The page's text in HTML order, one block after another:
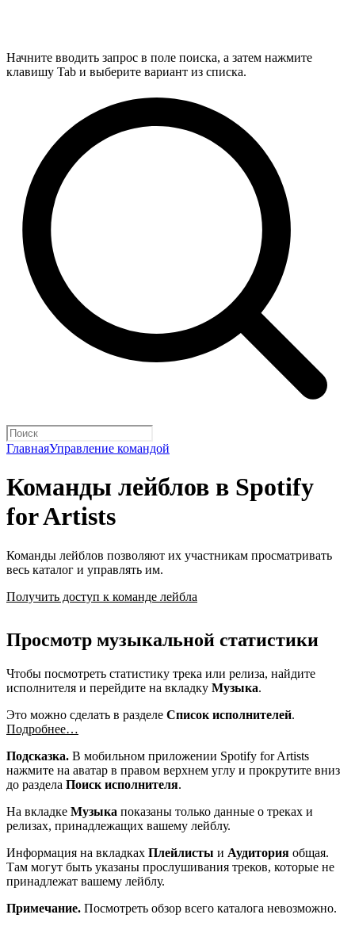
Начните вводить запрос в поле поиска, а затем нажмите
клавишу Tab и выберите вариант из списка.
ГлавнаяУправление командой
Команды лейблов в Spotify
for Artists
Команды лейблов позволяют их участникам просматривать
весь каталог и управлять им.
Получить доступ к команде лейбла
Просмотр музыкальной статистики
Чтобы посмотреть статистику трека или релиза, найдите
исполнителя и перейдите на вкладку Музыка.
Это можно сделать в разделе Список исполнителей.
Подробнее…
Подсказка. В мобильном приложении Spotify for Artists
нажмите на аватар в правом верхнем углу и прокрутите вниз
до раздела Поиск исполнителя.
На вкладке Музыка показаны только данные о треках и
релизах, принадлежащих вашему лейблу.
Информация на вкладках Плейлисты и Аудитория общая.
Там могут быть указаны прослушивания треков, которые не
принадлежат вашему лейблу.
Примечание. Посмотреть обзор всего каталога невозможно.